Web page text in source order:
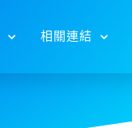
相關連結